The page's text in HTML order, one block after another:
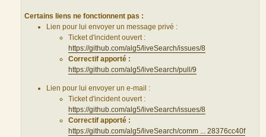
Certains liens ne fonctionnent pas :
Lien pour lui envoyer un message privé :
Ticket d'incident ouvert :
https://github.com/alg5/liveSearch/issues/8
Correctif apporté :
https://github.com/alg5/liveSearch/pull/9
Lien pour lui envoyer un e-mail :
Ticket d'incident ouvert :
https://github.com/alg5/liveSearch/issues/8
Correctif apporté :
https://github.com/alg5/liveSearch/comm ... 28376cc40f